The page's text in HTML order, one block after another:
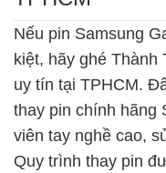
Nếu pin Samsung
kiệt, hãy ghé Thành
uy tín tại TPHCM.
thay pin chính hãng
viên tay nghề cao,
Quy trình thay pin